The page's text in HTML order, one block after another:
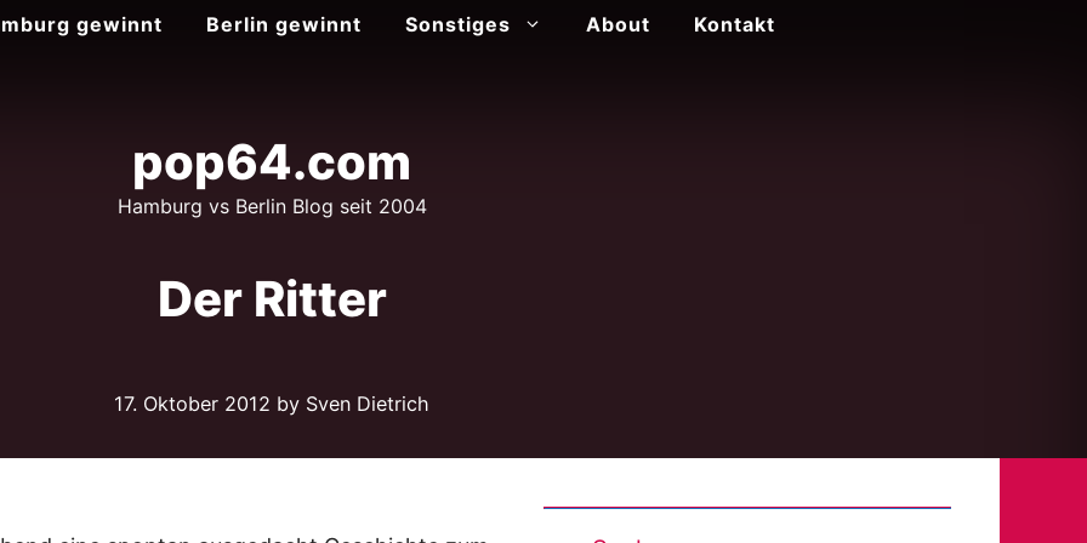
gewinnt Berlin gewinnt Sonstiges About Kontakt
pop64.com
Hamburg vs Berlin Blog seit 2004
Der Ritter
17. Oktober 2012 by Sven Dietrich